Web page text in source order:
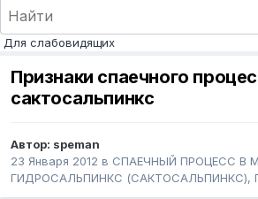
Для слабовидящих
Признаки спаечного
сактосальпинкс
Автор: speman
23 Января 2012 в СПАЕЧНЫЙ ПРОЦЕСС В
ГИДРОСАЛЬПИНКС (САКТОСАЛЬПИНКС),